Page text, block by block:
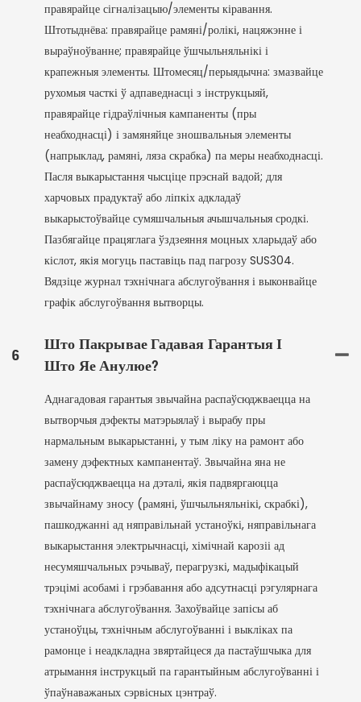
правярайце сігналізацыю/элементы кіравання.
Штотыднёва: правярайце рамяні/ролікі, нацяжэнне і
выраўноўванне; правярайце ўшчыльняльнікі і
крапежныя элементы. Штомесяц/перыядычна: змазвайце
рухомыя часткі ў адпаведнасці з інструкцыяй,
правярайце гідраўлічныя кампаненты (пры
неабходнасці) і замяняйце зношвальныя элементы
(напрыклад, рамяні, ляза скрабка) па меры неабходнасці.
Пасля выкарыстання чысціце прэснай вадой; для
харчовых прадуктаў або ліпкіх адкладаў
выкарыстоўвайце сумяшчальныя ачышчальныя сродкі.
Пазбягайце працяглага ўздзеяння моцных хларыдаў або
кіслот, якія могуць паставіць пад пагрозу SUS304.
Вядзіце журнал тэхнічнага абслугоўвання і выконвайце
графік абслугоўвання вытворцы.
6
Што Пакрывае Гадавая Гарантыя І
Што Яе Анулюе?
Аднагадовая гарантыя звычайна распаўсюджваецца на
вытворчыя дэфекты матэрыялаў і вырабу пры
нармальным выкарыстанні, у тым ліку на рамонт або
замену дэфектных кампанентаў. Звычайна яна не
распаўсюджваецца на дэталі, якія падвяргаюцца
звычайнаму зносу (рамяні, ўшчыльняльнікі, скрабкі),
пашкоджанні ад няправільнай устаноўкі, няправільнага
выкарыстання электрычнасці, хімічнай карозіі ад
несумяшчальных рэчываў, перагрузкі, мадыфікацый
трэцімі асобамі і грэбавання або адсутнасці рэгулярнага
тэхнічнага абслугоўвання. Захоўвайце запісы аб
устаноўцы, тэхнічным абслугоўванні і выкліках па
рамонце і неадкладна звяртайцеся да пастаўшчыка для
атрымання інструкцый па гарантыйным абслугоўванні і
ўпаўнаважаных сэрвісных цэнтраў.